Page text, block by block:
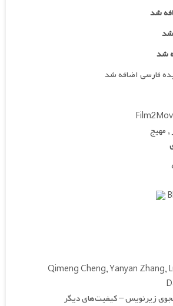
شد
فارسی اضافه شد
, مهیج
زیرنویس – کیفیت‌های دیگر